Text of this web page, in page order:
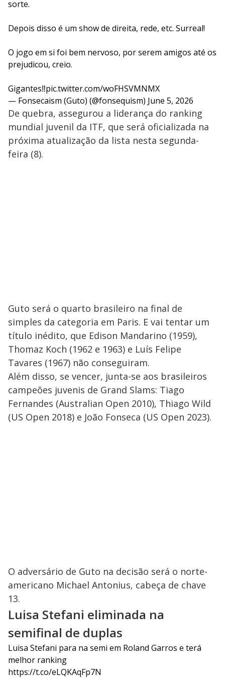
sorte.
Depois disso é um show de direita, rede, etc. Surreal!
O jogo em si foi bem nervoso, por serem amigos até os
prejudicou, creio.
Gigantes‼pic.twitter.com/woFHSVMNMX
— Fonsecaism (Guto) (@fonsequism) June 5, 2026
De quebra, assegurou a liderança do ranking
mundial juvenil da ITF, que será oficializada na
próxima atualização da lista nesta segunda-
feira (8).
Guto será o quarto brasileiro na final de
simples da categoria em Paris. E vai tentar um
título inédito, que Edison Mandarino (1959),
Thomaz Koch (1962 e 1963) e Luís Felipe
Tavares (1967) não conseguiram.
Além disso, se vencer, junta-se aos brasileiros
campeões juvenis de Grand Slams: Tiago
Fernandes (Australian Open 2010), Thiago Wild
(US Open 2018) e João Fonseca (US Open 2023).
O adversário de Guto na decisão será o norte-
americano Michael Antonius, cabeça de chave
13.
Luisa Stefani eliminada na
semifinal de duplas
Luisa Stefani para na semi em Roland Garros e terá
melhor ranking
https://t.co/eLQKAqFp7N